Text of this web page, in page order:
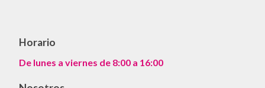
Horario
De lunes a viernes de 8:00 a 16:00